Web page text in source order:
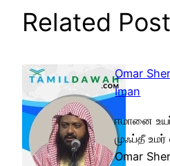
Related
Omar
Iman
ஈமானை
முஃப்தீ
Omar